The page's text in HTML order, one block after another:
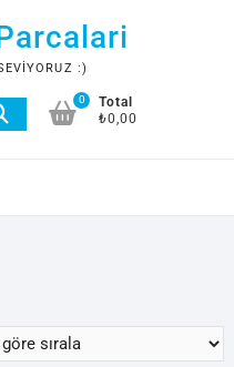
:)
0
Total
₺0,00